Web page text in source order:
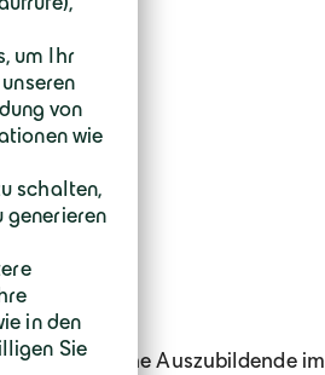
gewerbliche Auszubildende im